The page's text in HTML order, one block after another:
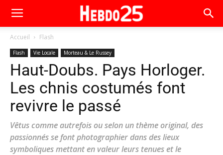
Accueil Flash
Flash Vie Locale Morteau & Le Russey
Haut-Doubs. Pays Horloger.
Les chnis costumés font
revivre le passé
Vêtus comme autrefois ou selon un thème original, des
passionnés se font photographier dans des lieux
symboliques mettant en valeur leurs tenues et le